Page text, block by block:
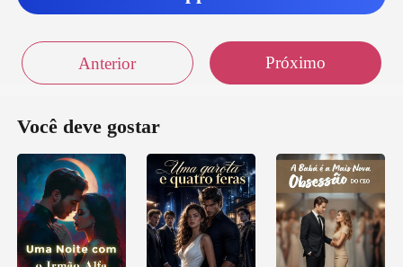
Anterior Próximo
Você deve gostar